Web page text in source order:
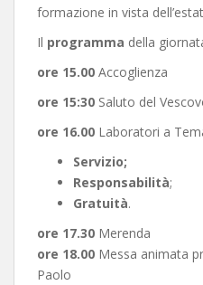
formazione in vista
Il programma della
ore 15.00 Accoglienza
ore 15:30 Saluto del
ore 16.00 Laboratori a
Servizio;
Responsabilità;
Gratuità.
ore 17.30 Merenda
ore 18.00 Messa animata
Paolo